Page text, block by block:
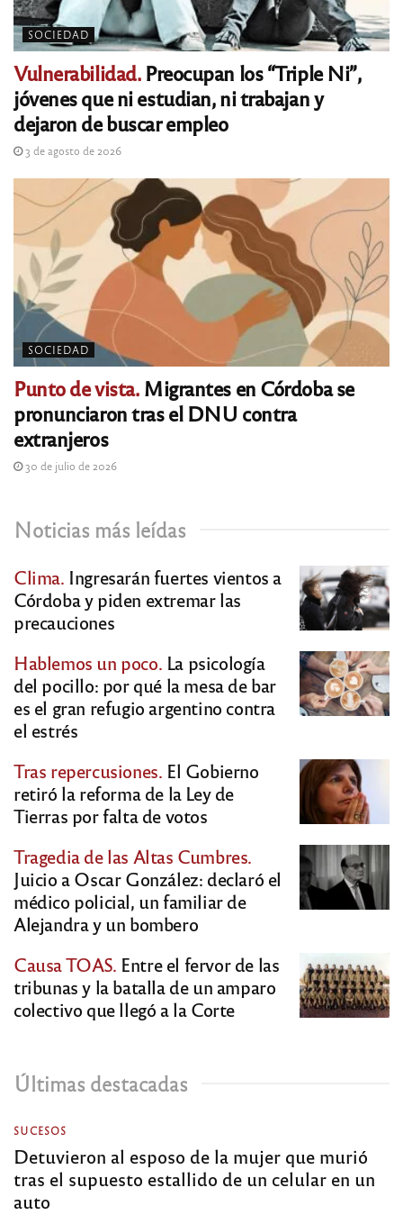
SOCIEDAD
Vulnerabilidad.Preocupan los “Triple Ni”,
jóvenes que ni estudian, ni trabajan y
dejaron de buscar empleo
3 de agosto de 2026
SOCIEDAD
Punto de vista.Migrantes en Córdoba se
pronunciaron tras el DNU contra
extranjeros
30 de julio de 2026
Noticias más leídas
Clima. Ingresarán fuertes vientos a
Córdoba y piden extremar las
precauciones
Hablemos un poco. La psicología
del pocillo: por qué la mesa de bar
es el gran refugio argentino contra
el estrés
Tras repercusiones. El Gobierno
retiró la reforma de la Ley de
Tierras por falta de votos
Tragedia de las Altas Cumbres.
Juicio a Oscar González: declaró el
médico policial, un familiar de
Alejandra y un bombero
Causa TOAS. Entre el fervor de las
tribunas y la batalla de un amparo
colectivo que llegó a la Corte
Últimas destacadas
SUCESOS
Detuvieron al esposo de la mujer que murió
tras el supuesto estallido de un celular en un
auto